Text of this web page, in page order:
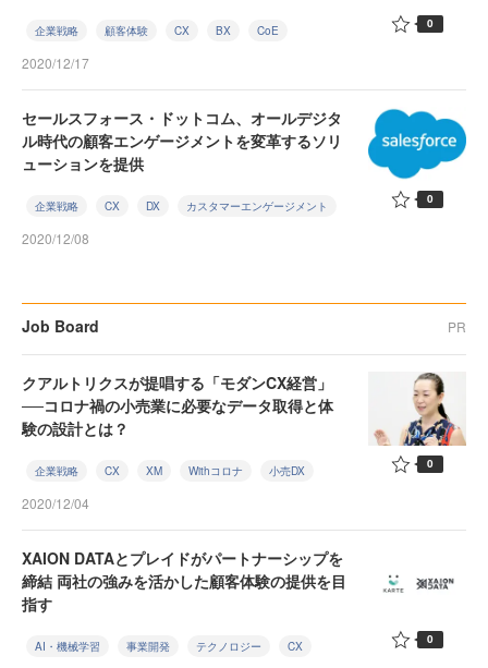
企業戦略 顧客体験 CX BX CoE
2020/12/17
0
セールスフォース・ドットコム、オールデジタ
ル時代の顧客エンゲージメントを変革するソリ
ューションを提供
企業戦略 CX DX カスタマーエンゲージメント
2020/12/08
0
Job Board PR
クアルトリクスが提唱する「モダンCX経営」
──コロナ禍の小売業に必要なデータ取得と体
験の設計とは？
企業戦略 CX XM Withコロナ 小売DX
2020/12/04
0
XAION DATAとプレイドがパートナーシップを
締結 両社の強みを活かした顧客体験の提供を目
指す
AI・機械学習 事業開発 テクノロジー CX 0